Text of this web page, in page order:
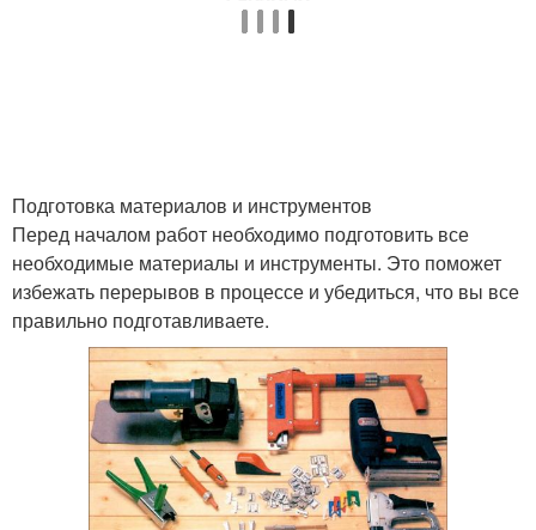
Подготовка материалов и инструментов
Перед началом работ необходимо подготовить все
необходимые материалы и инструменты. Это поможет
избежать перерывов в процессе и убедиться, что вы все
правильно подготавливаете.